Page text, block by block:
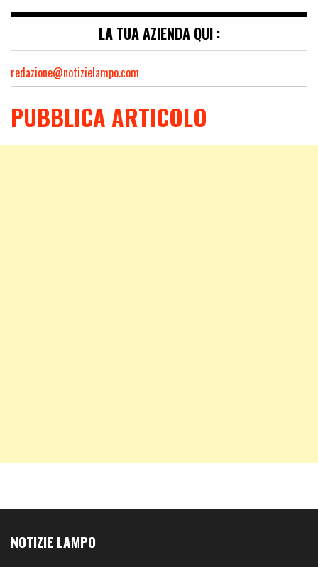
LA TUA AZIENDA QUI :
redazione@notizielampo.com
PUBBLICA ARTICOLO
NOTIZIE LAMPO